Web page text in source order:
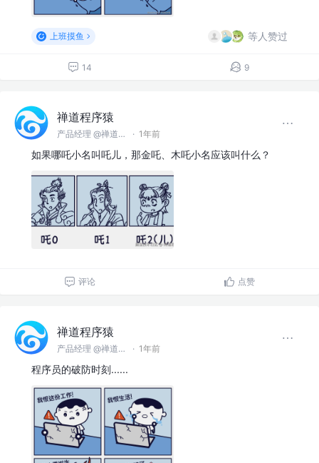
上班摸鱼 等人赞过
14 9
禅道程序猿
产品经理 @禅道软件（青岛）有限公司 · 1年前
如果哪吒小名叫吒儿，那金吒、木吒小名应该叫什么？
评论 点赞
禅道程序猿
产品经理 @禅道软件（青岛）有限公司 · 1年前
程序员的破防时刻......